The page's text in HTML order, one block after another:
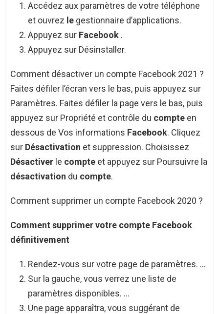
Accédez aux paramètres de votre téléphone
et ouvrez le gestionnaire d’applications.
Appuyez sur Facebook .
Appuyez sur Désinstaller.
Comment désactiver un compte Facebook 2021 ?
Faites défiler l’écran vers le bas, puis appuyez sur
Paramètres. Faites défiler la page vers le bas, puis
appuyez sur Propriété et contrôle du compte en
dessous de Vos informations Facebook. Cliquez
sur Désactivation et suppression. Choisissez
Désactiver le compte et appuyez sur Poursuivre la
désactivation du compte.
Comment supprimer un compte Facebook 2020 ?
Comment supprimervotre compte Facebook
définitivement
Rendez-vous sur votre page de paramètres. …
Sur la gauche, vous verrez une liste de
paramètres disponibles. …
Une page apparaîtra, vous suggérant de